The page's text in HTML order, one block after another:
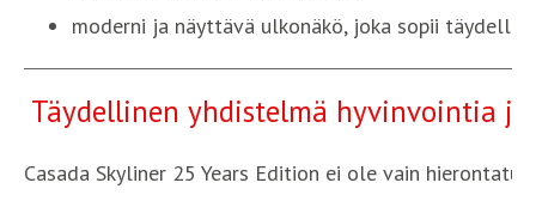
moderni ja näyttävä ulkonäkö, joka sopii
Täydellinen yhdistelmä hyvinvointia
Casada Skyliner 25 Years Edition ei ole vain